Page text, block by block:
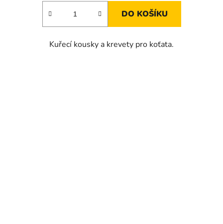
DO KOŠÍKU
Kuřecí kousky a krevety pro koťata.